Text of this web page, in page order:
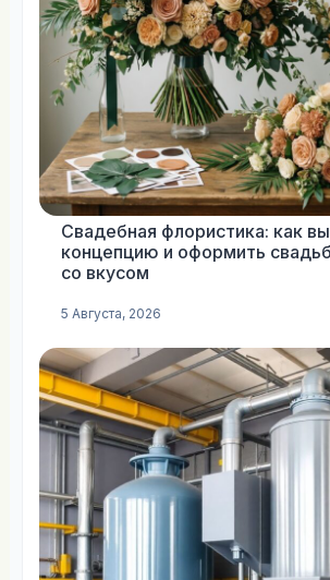
Свадебная флористика: как
концепцию и оформить
со вкусом
5 Августа, 2026